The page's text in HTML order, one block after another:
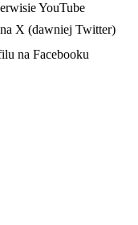
YouTube
X (dawniej Twitter)
na Facebooku